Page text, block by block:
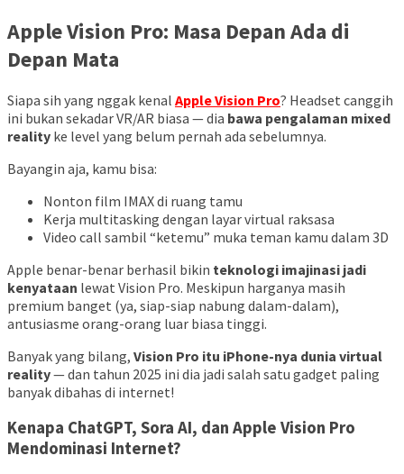
Apple Vision Pro: Masa Depan Ada di
Depan Mata
Siapa sih yang nggak kenal Apple Vision Pro? Headset canggih
ini bukan sekadar VR/AR biasa — dia bawa pengalaman mixed
reality ke level yang belum pernah ada sebelumnya.
Bayangin aja, kamu bisa:
Nonton film IMAX di ruang tamu
Kerja multitasking dengan layar virtual raksasa
Video call sambil “ketemu” muka teman kamu dalam 3D
Apple benar-benar berhasil bikin teknologi imajinasi jadi
kenyataan lewat Vision Pro. Meskipun harganya masih
premium banget (ya, siap-siap nabung dalam-dalam),
antusiasme orang-orang luar biasa tinggi.
Banyak yang bilang, Vision Pro itu iPhone-nya dunia virtual
reality— dan tahun 2025 ini dia jadi salah satu gadget paling
banyak dibahas di internet!
Kenapa ChatGPT, Sora AI, dan Apple Vision Pro
Mendominasi Internet?